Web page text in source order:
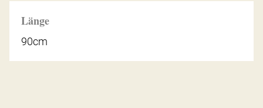
Länge
90cm